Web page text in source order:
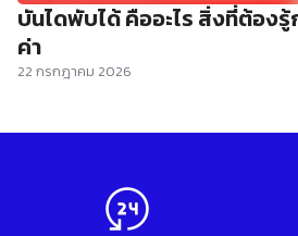
บันไดพับได้ คืออะไร สิ่งที่ต้อง
ค่า
22 กรกฎาคม 2026